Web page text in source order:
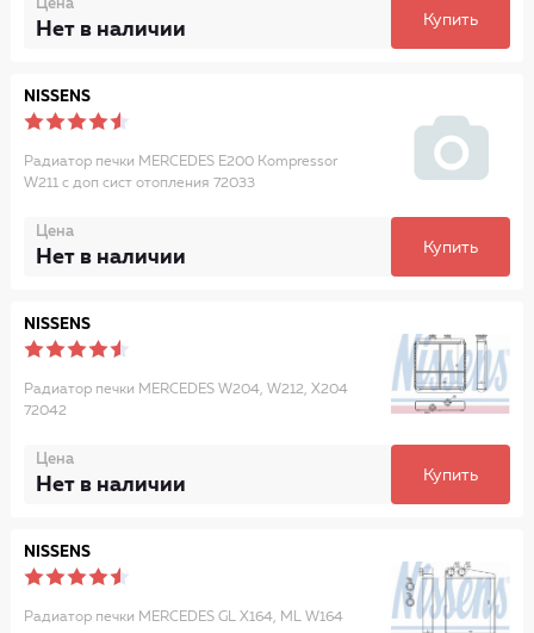
Цена
Нет в наличии Купить
NISSENS
Радиатор печки MERCEDES E200 Kompressor
W211 с доп сист отопления 72033
Цена
Нет в наличии Купить
NISSENS
Радиатор печки MERCEDES W204, W212, X204
72042
Цена
Нет в наличии Купить
NISSENS
Радиатор печки MERCEDES GL X164, ML W164